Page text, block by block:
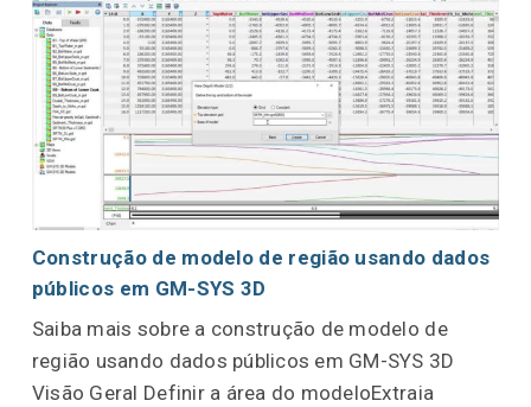
Construção de modelo de região usando dados
públicos em GM-SYS 3D
Saiba mais sobre a construção de modelo de
região usando dados públicos em GM-SYS 3D
Visão Geral Definir a área do modeloExtraia